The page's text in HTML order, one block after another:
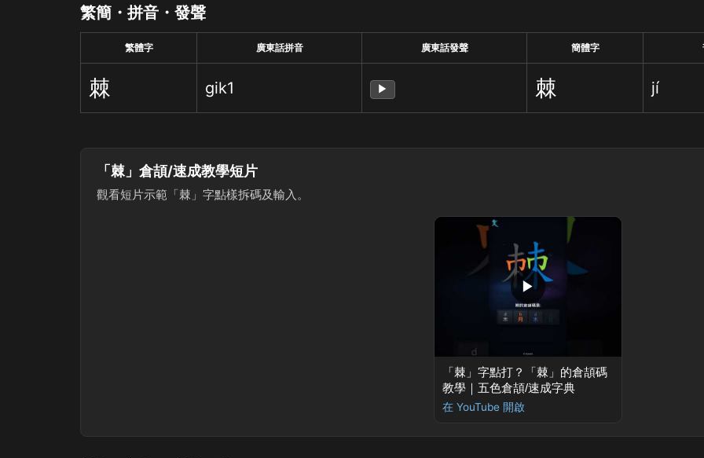
繁簡・拼音・發聲
繁體字 廣東話拼音 廣東話發聲 簡體字
棘 gik1 ▶ 棘 jí
「棘」倉頡/速成教學短片
觀看短片示範「棘」字點樣拆碼及輸入。
▶
「棘」字點打？「棘」的倉頡碼
教學｜五色倉頡/速成字典
在 YouTube 開啟